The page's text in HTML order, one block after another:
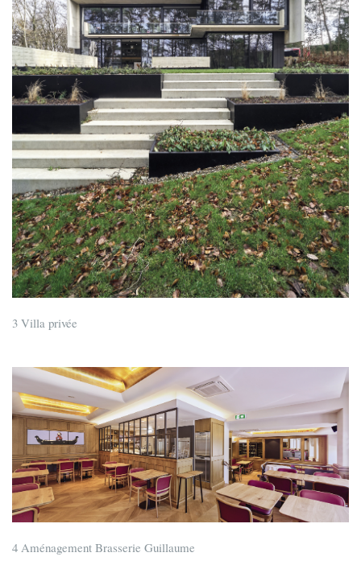
3 Villa privée
4 Aménagement Brasserie Guillaume